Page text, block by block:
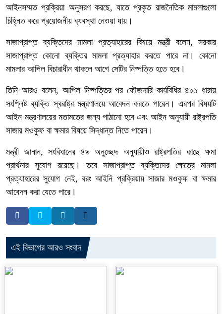
আইনসম্মত প্রক্রিয়া অনুসরণ করছে, যাতে প্রকৃত রাজনৈতিক মামলাগুলো
চিহ্নিত করে প্রয়োজনীয় ব্যবস্থা নেওয়া যায়।
সাজাপ্রাপ্ত ব্যক্তিদের মামলা প্রত্যাহারের বিষয়ে মন্ত্রী বলেন, সরকার
সাজাপ্রাপ্ত কোনো ব্যক্তির মামলা প্রত্যাহার করতে পারে না। কোনো
মামলার আপিল বিচারাধীন থাকলে আগে সেটির নিষ্পত্তি হতে হবে।
তিনি আরও বলেন, আপিল নিষ্পত্তির পর ফৌজদারি কার্যবিধির ৪০১ ধারায়
সংশ্লিষ্ট ব্যক্তি স্বরাষ্ট্র মন্ত্রণালয়ে আবেদন করতে পারেন। এরপর বিষয়টি
আইন মন্ত্রণালয়ের মতামতের জন্য পাঠানো হবে এবং আইন অনুযায়ী রাষ্ট্রপতি
সাজার মওকুফ বা ক্ষমার বিষয়ে সিদ্ধান্ত নিতে পারেন।
মন্ত্রী জানান, সংবিধানের ৪৯ অনুচ্ছেদ অনুযায়ীও রাষ্ট্রপতির কাছে ক্ষমা
প্রার্থনার সুযোগ রয়েছে। তবে সাজাপ্রাপ্ত ব্যক্তিদের ক্ষেত্রে মামলা
প্রত্যাহারের সুযোগ নেই, বরং আইনি প্রক্রিয়ায় সাজার মওকুফ বা ক্ষমার
আবেদন করা যেতে পারে।
এই বিভাগের আরও সংবাদ